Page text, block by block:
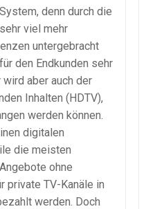
denn durch die
viel mehr
untergebracht
den Endkunden sehr
aber auch der
Inhalten (HDTV),
werden können.
digitalen
die meisten
ohne
private TV-Kanäle in
werden. Doch